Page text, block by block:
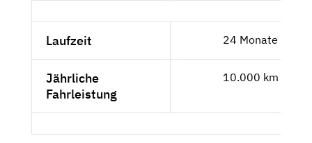
Laufzeit 24 Monate
Jährliche
Fahrleistung
10.000 km